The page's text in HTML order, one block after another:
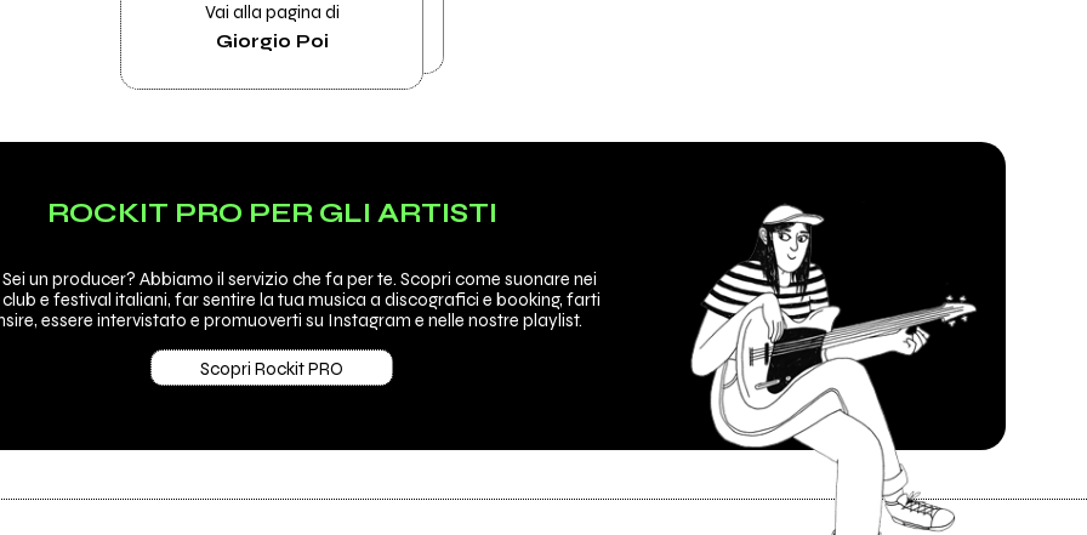
Vai alla pagina di
Giorgio Poi
ROCKIT PRO PER GLI ARTISTI
Sei un producer? Abbiamo il servizio che fa per te. Scopri come suonare nei
e festival italiani, far sentire la tua musica a discografici e booking, farti
essere intervistato e promuoverti su Instagram e nelle nostre playlist.
Scopri Rockit PRO